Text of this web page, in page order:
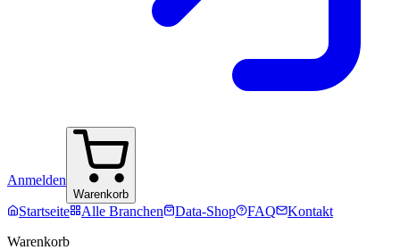
Anmelden
Warenkorb
Startseite Alle Branchen Data-Shop FAQ
Kontakt
Warenkorb